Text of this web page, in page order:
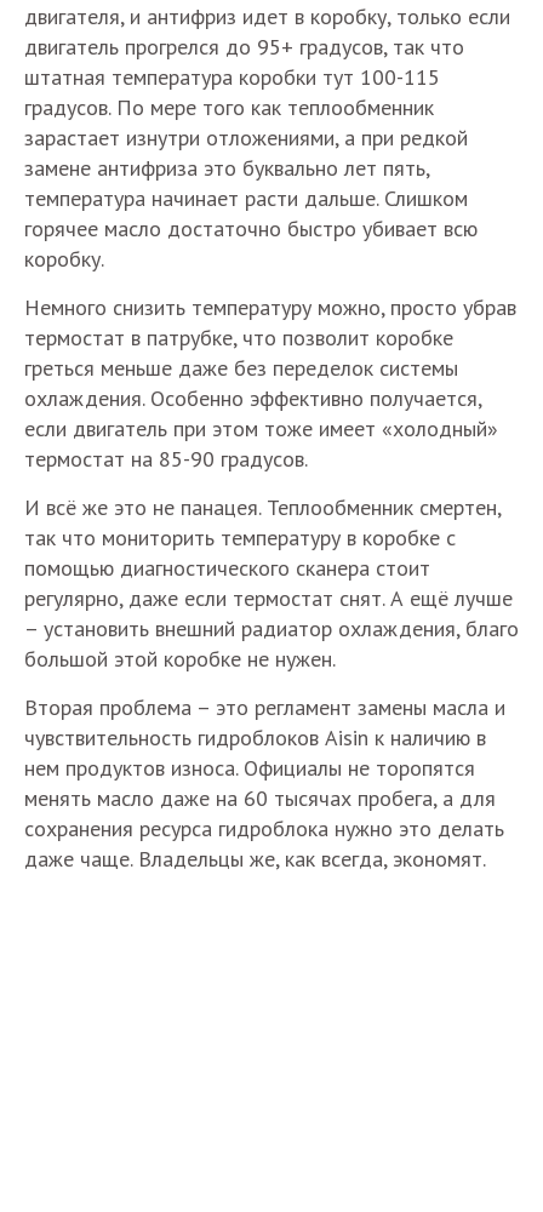
двигателя, и антифриз идет в коробку, только если
двигатель прогрелся до 95+ градусов, так что
штатная температура коробки тут 100-115
градусов. По мере того как теплообменник
зарастает изнутри отложениями, а при редкой
замене антифриза это буквально лет пять,
температура начинает расти дальше. Слишком
горячее масло достаточно быстро убивает всю
коробку.
Немного снизить температуру можно, просто убрав
термостат в патрубке, что позволит коробке
греться меньше даже без переделок системы
охлаждения. Особенно эффективно получается,
если двигатель при этом тоже имеет «холодный»
термостат на 85-90 градусов.
И всё же это не панацея. Теплообменник смертен,
так что мониторить температуру в коробке с
помощью диагностического сканера стоит
регулярно, даже если термостат снят. А ещё лучше
– установить внешний радиатор охлаждения, благо
большой этой коробке не нужен.
Вторая проблема – это регламент замены масла и
чувствительность гидроблоков Aisin к наличию в
нем продуктов износа. Официалы не торопятся
менять масло даже на 60 тысячах пробега, а для
сохранения ресурса гидроблока нужно это делать
даже чаще. Владельцы же, как всегда, экономят.